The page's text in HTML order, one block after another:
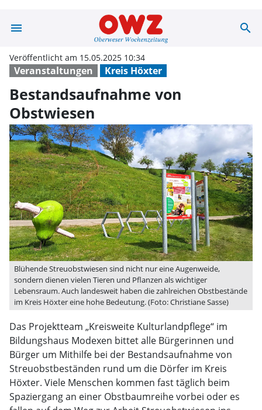
menu search
Veranstaltungen Kreis Höxter
Veröffentlicht am 15.05.2025 10:34
Bestandsaufnahme von
Obstwiesen
Blühende Streuobstwiesen sind nicht nur eine Augenweide,
sondern dienen vielen Tieren und Pflanzen als wichtiger
Lebensraum. Auch landesweit haben die zahlreichen Obstbestände
im Kreis Höxter eine hohe Bedeutung. (Foto: Christiane Sasse)
Das Projektteam „Kreisweite Kulturlandpflege“ im
Bildungshaus Modexen bittet alle Bürgerinnen und
Bürger um Mithilfe bei der Bestandsaufnahme von
Streuobstbeständen rund um die Dörfer im Kreis
Höxter. Viele Menschen kommen fast täglich beim
Spaziergang an einer Obstbaumreihe vorbei oder es